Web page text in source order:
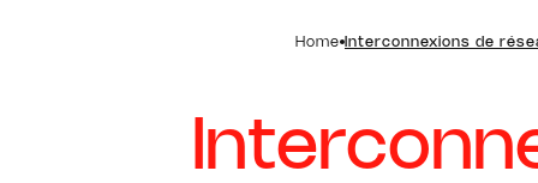
Home Interconnexions de